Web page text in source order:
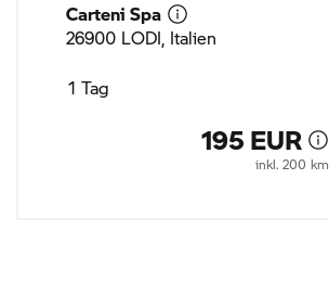
Carteni Spa
26900 LODI, Italien
1 Tag
195 EUR
inkl. 200 km